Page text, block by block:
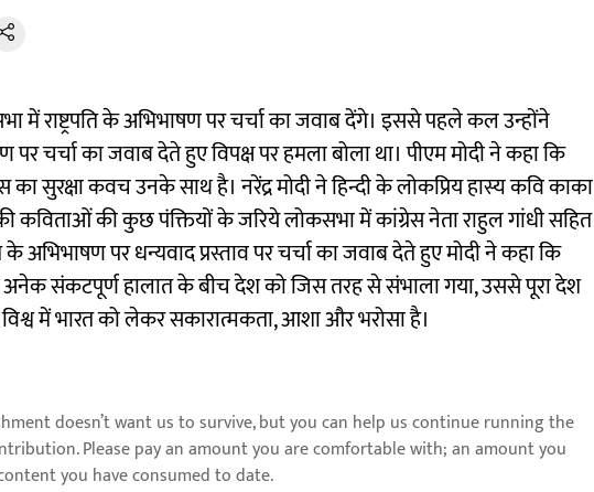
में राष्ट्रपति के अभिभाषण पर चर्चा का जवाब देंगे। इससे पहले कल उन्होंने
पर चर्चा का जवाब देते हुए विपक्ष पर हमला बोला था। पीएम मोदी ने कहा कि
सुरक्षा कवच उनके साथ है। नरेंद्र मोदी ने हिन्दी के लोकप्रिय हास्य कवि काका
कविताओं की कुछ पंक्तियों के जरिये लोकसभा में कांग्रेस नेता राहुल गांधी सहित
के अभिभाषण पर धन्यवाद प्रस्ताव पर चर्चा का जवाब देते हुए मोदी ने कहा कि
अनेक संकटपूर्ण हालात के बीच देश को जिस तरह से संभाला गया, उससे पूरा देश
में भारत को लेकर सकारात्मकता, आशा और भरोसा है।
doesn’t want us to survive, but you can help us continue running the
Please pay an amount you are comfortable with; an amount you
you have consumed to date.